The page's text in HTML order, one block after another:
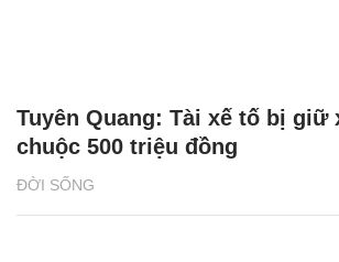
ĐỜI SỐNG
Tuyên Quang: Tài xế tố bị giữ
chuộc 500 triệu đồng